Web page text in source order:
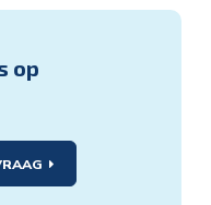
op
Europese
evaluatie en
is